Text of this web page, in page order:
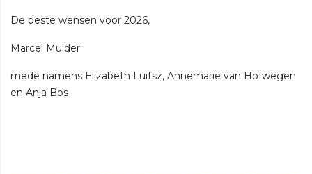
De beste wensen voor 2026,
Marcel Mulder
mede namens Elizabeth Luitsz, Annemarie van Hofwegen
en Anja Bos